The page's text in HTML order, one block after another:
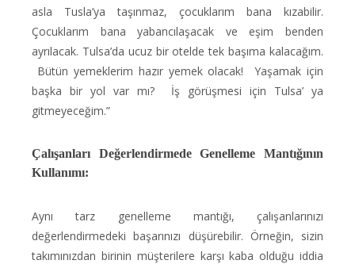
asla Tusla’ya taşınmaz, çocuklarım bana kızabilir.
Çocuklarım bana yabancılaşacak ve eşim benden
ayrılacak. Tulsa’da ucuz bir otelde tek başıma kalacağım.
Bütün yemeklerim hazır yemek olacak! Yaşamak için
başka bir yol var mı? İş görüşmesi için Tulsa’ ya
gitmeyeceğim.”
Çalışanları Değerlendirmede Genelleme Mantığının
Kullanımı:
Aynı tarz genelleme mantığı, çalışanlarınızı
değerlendirmedeki başarınızı düşürebilir. Örneğin, sizin
takımınızdan birinin müşterilere karşı kaba olduğu iddia